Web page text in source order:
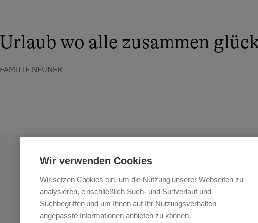
Urlaub wo alle zusammen
FAMILIE NEUNER
Erlebnisse
Wir verwenden Cookies
Wir setzen Cookies ein, um die Nutzung unserer Webseiten zu
analysieren, einschließlich Such- und Surfverlauf und
Suchbegriffen und um Ihnen auf Ihr Nutzungsverhalten
angepasste Informationen anbieten zu können.